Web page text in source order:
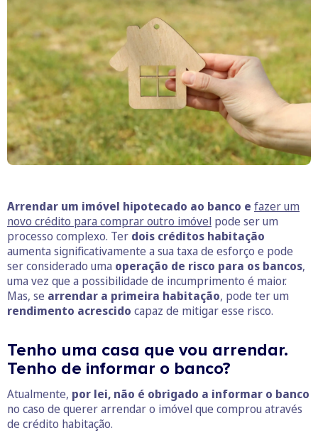
Arrendar um imóvel hipotecado ao banco e fazer um
novo crédito para comprar outro imóvel pode ser um
processo complexo. Ter dois créditos habitação
aumenta significativamente a sua taxa de esforço e pode
ser considerado uma operação de risco para os bancos,
uma vez que a possibilidade de incumprimento é maior.
Mas, se arrendar a primeira habitação, pode ter um
rendimento acrescido capaz de mitigar esse risco.
Tenho uma casa que vou arrendar.
Tenho de informar o banco?
Atualmente, por lei, não é obrigado a informar o banco
no caso de querer arrendar o imóvel que comprou através
de crédito habitação.